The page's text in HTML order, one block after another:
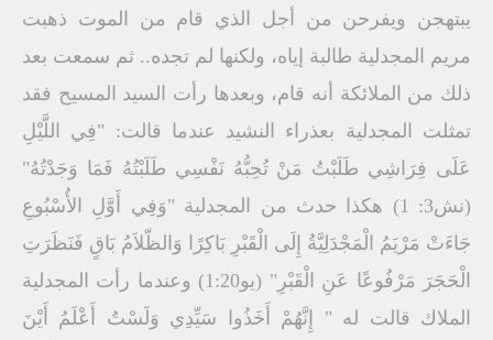
يبتهجن ويفرحن من أجل الذي قام من الموت ذهبت
مريم المجدلية طالبة إياه، ولكنها لم تجده.. ثم سمعت بعد
ذلك من الملائكة أنه قام، وبعدها رأت السيد المسيح فقد
تمثلت المجدلية بعذراء النشيد عندما قالت: "فِي اللَّيْلِ
عَلَى فِرَاشِي طَلَبْتُ مَنْ تُحِبُّهُ نَفْسِي طَلَبْتُهُ فَمَا وَجَدْتُهُ"
(نش3: 1) هكذا حدث من المجدلية "وَفِي أَوَّلِ الأُسْبُوعِ
جَاءَتْ مَرْيَمُ الْمَجْدَلِيَّةُ إِلَى الْقَبْرِ بَاكِرًا وَالظّلاَمُ بَاقٍ فَنَظَرَتِ
الْحَجَرَ مَرْفُوعًا عَنِ الْقَبْرِ" (يو1:20) وعندما رأت المجدلية
الملاك قالت له " إِنَّهُمْ أَخَذُوا سَيِّدِي وَلَسْتُ أَعْلَمُ أَيْنَ